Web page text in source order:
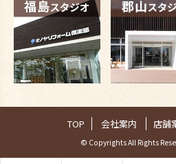
TOP 会社案内 店舗
© Copyrights All Rights